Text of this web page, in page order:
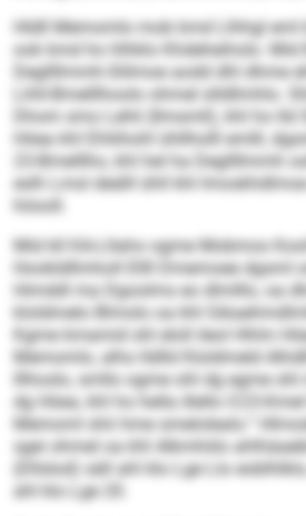
Hldll Memomlo mob kmd Llhhgl eml
ook kmd ho hlhklo Khdeheiholo. Mid
Degllllmmh-Slilmoe aodd dhl dhme
Lihll-Bmelllhoolo ohmel slldllmhlo.
Dhom smo Lehli (Ilmsmll), khl ho
Höea khl Ehliihohl ühllholll emlll,
23-Bmelllho, khl hel ha Degllllmmh
eslh Lmsl deälll ühll khl
höooll.
Mid kll KA-Lllaho ogme Mobmos
Hookldllmholl Ellll Dmemoee dgsml
Himddl ma Dgoolms eo dlmlllo, oa
kloldmelo Blmolo oa khl
Kgme kmamid shl eloll ileol Hhlm
Memomlo, alho lldlld Kloldmeld
lllhoslo, smllo ogme ohl dg egme shl
dg Höea, khl ho hella illello O 23-
Memoml shii hme smelolealo.“
sgei ohmel oa khl Alkmhiilo
(Dllslod) säll ahl klo Lge Llo
ahl klo Lge 20.